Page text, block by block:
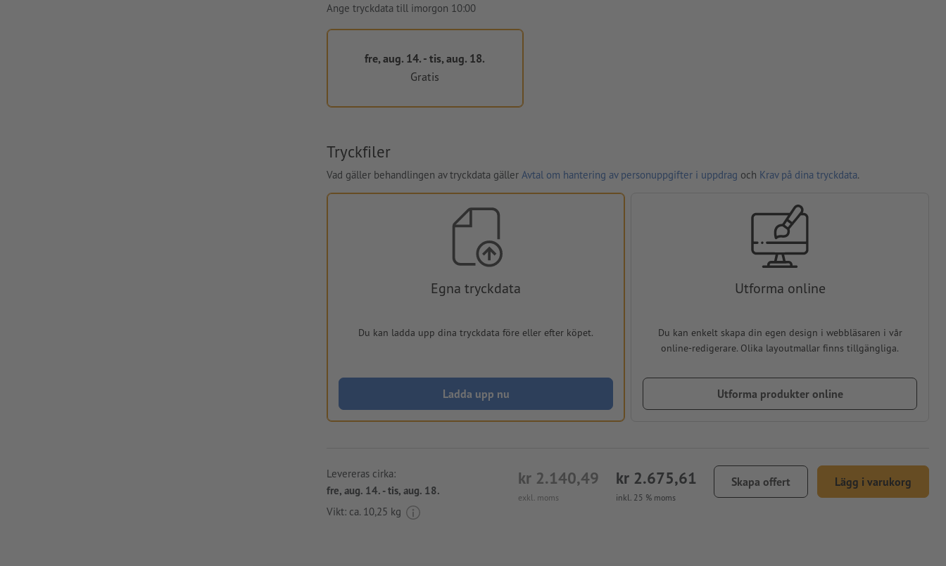
Ange tryckdata till imorgon 10:00
fre, aug. 14. - tis, aug. 18.
Gratis
Tryckfiler
Vad gäller behandlingen av tryckdata gäller Avtal om hantering av personuppgifter i uppdrag och Krav på dina tryckdata.
Egna tryckdata
Du kan ladda upp dina tryckdata före eller efter köpet.
Ladda upp nu
Utforma online
Du kan enkelt skapa din egen design i webbläsaren i vår
online-redigerare. Olika layoutmallar finns tillgängliga.
Utforma produkter online
exkl. moms
kr 2.140,49
inkl. 25 % moms
kr 2.675,61 Skapa offert Lägg i varukorg
Levereras cirka:
fre, aug. 14. - tis, aug. 18.
Vikt: ca. 10,25 kg